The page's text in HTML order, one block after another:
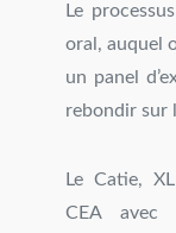
Le
oral, auquel
un panel
rebondir sur
Le Catie,
CEA avec